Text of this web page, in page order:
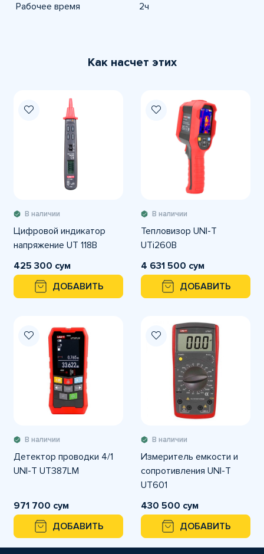
Рабочее время 2ч
Как насчет этих
В наличии
Цифровой индикатор
напряжение UT 118B
425 300 сум
ДОБАВИТЬ
В наличии
Тепловизор UNI-T
UTi260B
4 631 500 сум
ДОБАВИТЬ
В наличии
Детектор проводки 4/1
UNI-T UT387LM
971 700 сум
ДОБАВИТЬ
В наличии
Измеритель емкости и
сопротивления UNI-T
UT601
430 500 сум
ДОБАВИТЬ